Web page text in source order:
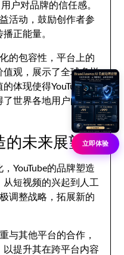
户对品牌的信任感。
活动，鼓励创作者参
正能量。
的包容性，平台上的
值观，展示了全球多样
体现使得YouTube品
了世界各地用户的认
的未来展望
YouTube的品牌塑造
短视频的兴起到人工
调整战略，拓展新的
与其他平台的合作，
提升其在跨平台内容
立即体验